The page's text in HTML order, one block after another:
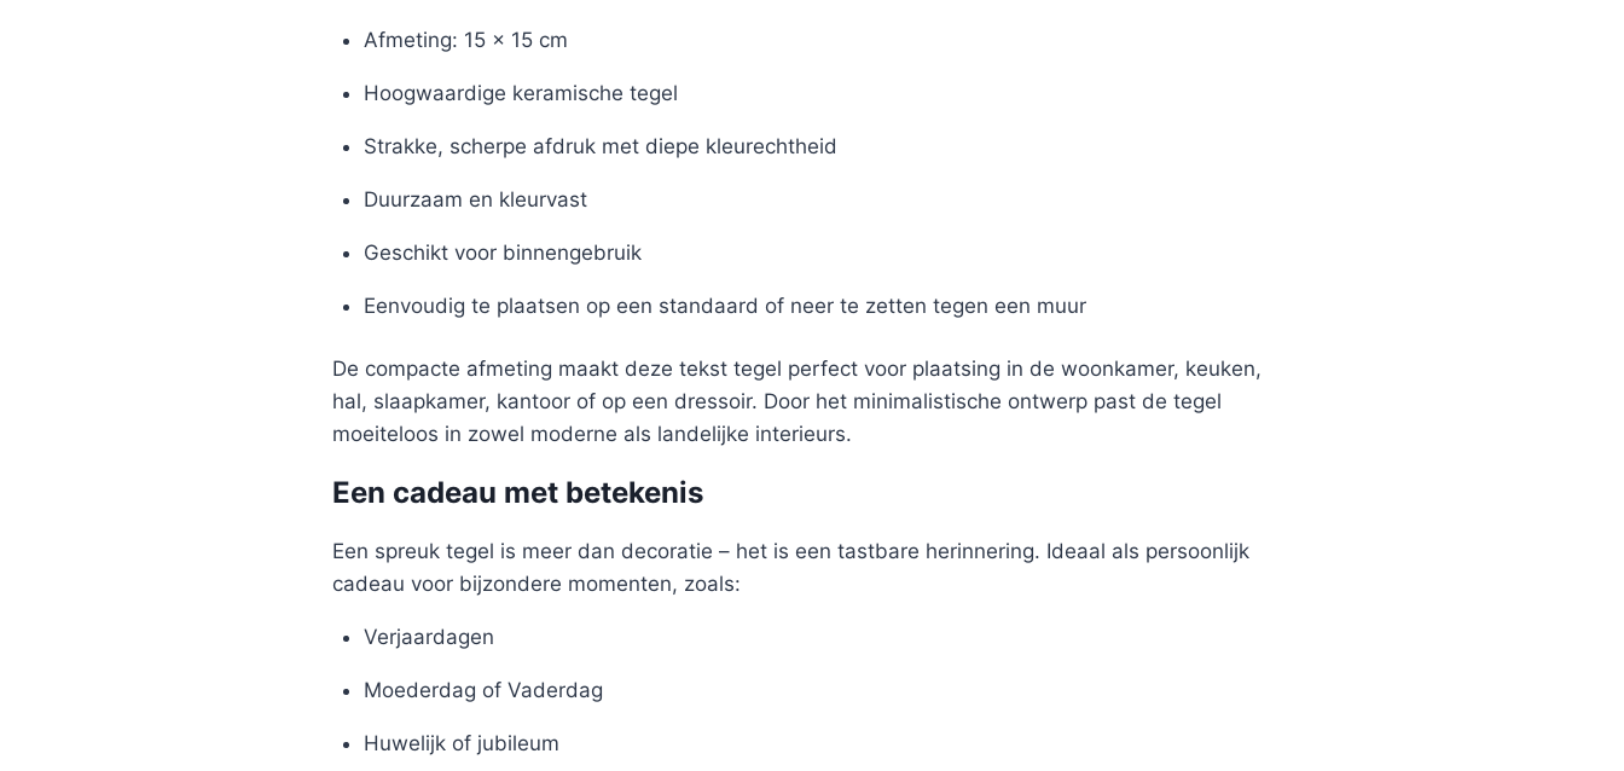
Afmeting: 15 x 15 cm
Hoogwaardige keramische tegel
Strakke, scherpe afdruk met diepe kleurechtheid
Duurzaam en kleurvast
Geschikt voor binnengebruik
Eenvoudig te plaatsen op een standaard of neer te zetten tegen een muur
De compacte afmeting maakt deze tekst tegel perfect voor plaatsing in de woonkamer, keuken,
hal, slaapkamer, kantoor of op een dressoir. Door het minimalistische ontwerp past de tegel
moeiteloos in zowel moderne als landelijke interieurs.
Een cadeau met betekenis
Een spreuk tegel is meer dan decoratie – het is een tastbare herinnering. Ideaal als persoonlijk
cadeau voor bijzondere momenten, zoals:
Verjaardagen
Moederdag of Vaderdag
Huwelijk of jubileum